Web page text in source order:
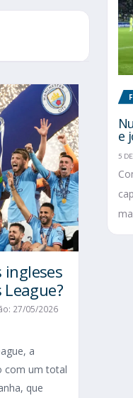
ingleses
27/05/2026
a
com um total
que
e
5